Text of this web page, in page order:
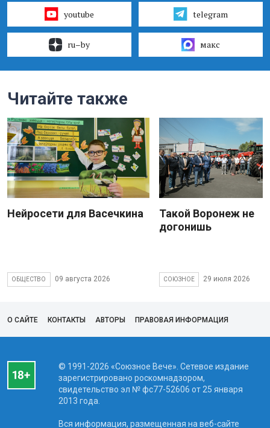
youtube telegram
ru–by макс
Читайте также
Нейросети для Васечкина
ОБЩЕСТВО 09 августа 2026
Такой Воронеж не
догонишь
СОЮЗНОЕ 29 июля 2026
О САЙТЕ КОНТАКТЫ АВТОРЫ ПРАВОВАЯ ИНФОРМАЦИЯ
© 1991-2026 «Союзное Вече». Сетевое издание
зарегистрировано роскомнадзором,
свидетельство эл № фc77-52606 от 25 января
2013 года.
Вся информация, размещенная на веб-сайте